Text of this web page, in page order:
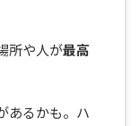
所や人が最高
あるかも。ハ